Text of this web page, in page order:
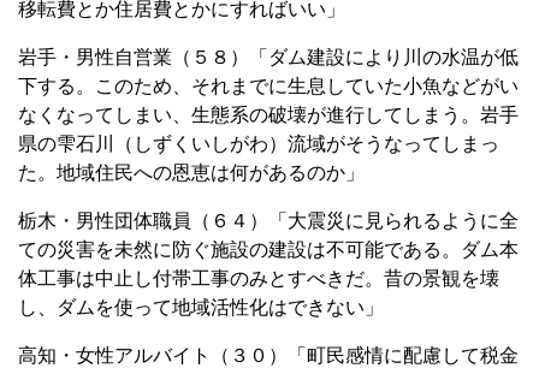
移転費とか住居費とかにすればいい」
岩手・男性自営業（５８）「ダム建設により川の水温が低
下する。このため、それまでに生息していた小魚などがい
なくなってしまい、生態系の破壊が進行してしまう。岩手
県の雫石川（しずくいしがわ）流域がそうなってしまっ
た。地域住民への恩恵は何があるのか」
栃木・男性団体職員（６４）「大震災に見られるように全
ての災害を未然に防ぐ施設の建設は不可能である。ダム本
体工事は中止し付帯工事のみとすべきだ。昔の景観を壊
し、ダムを使って地域活性化はできない」
高知・女性アルバイト（３０）「町民感情に配慮して税金